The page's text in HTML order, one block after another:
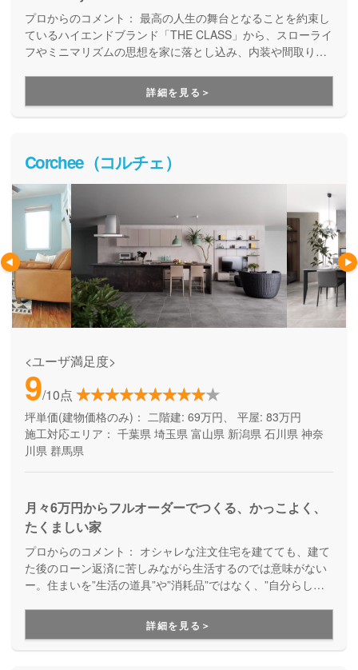
プロからのコメント： 最高の人生の舞台となることを約束し
ているハイエンドブランド「THE CLASS」から、スローライ
フやミニマリズムの思想を家に落とし込み、内装や間取りは
トダウンを実現した「Lights」と幅広い商品を展開していま
す。
詳細を見る＞
Corchee（コルチェ）
<ユーザ満足度>
9/10点
坪単価(建物価格のみ)： 二階建: 69万円、 平屋: 83万円
施工対応エリア： 千葉県 埼玉県 富山県 新潟県 石川県 神奈
川県 群馬県
月々6万円からフルオーダーでつくる、かっこよく、
たくましい家
プロからのコメント： オシャレな注文住宅を建てても、建て
た後のローン返済に苦しみながら生活するのでは意味がない
ー。住まいを”生活の道具”や”消耗品”ではなく、”自分らしさ
え、デザイン性とコストパフォーマンスの両立を実現してく
れるブランドです。月々無理なくお支払いできる価格で、理
想の家づくりを叶えてくれます。
詳細を見る＞